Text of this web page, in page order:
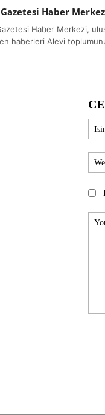
Haber
Haber Merkezi,
haberleri Alevi